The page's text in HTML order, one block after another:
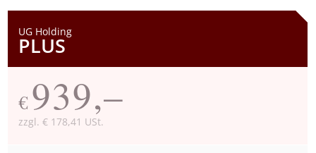
UG Holding
PLUS
€ 939,–
zzgl. € 178,41 USt.